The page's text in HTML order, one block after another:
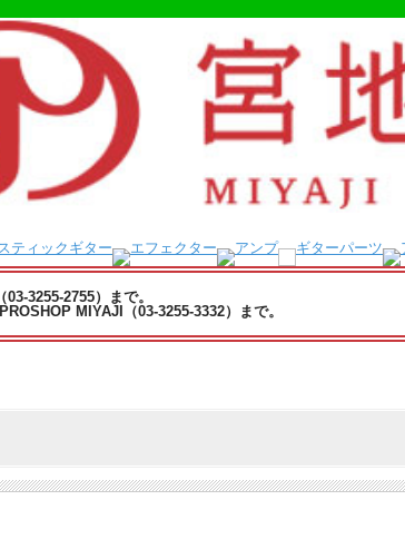
3255-2755）まで。
MIYAJI（03-3255-3332）まで。